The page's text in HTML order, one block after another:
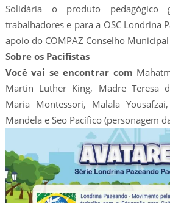
Solidária o produto
trabalhadores e para a OSC Londrina
apoio do COMPAZ Conselho
Sobre os Pacifistas
Você vai se encontrar com
Martin Luther King, Madre Teresa
Maria Montessori, Malala
Mandela e Seo Pacífico (personagem